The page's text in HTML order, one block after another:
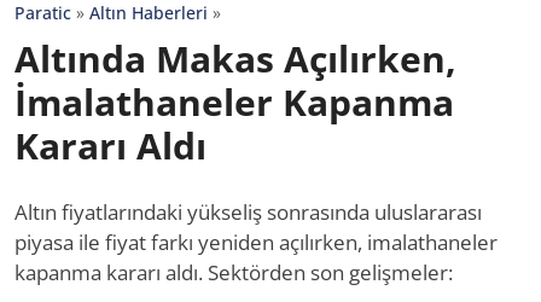
Paratic » Altın Haberleri »
Altında Makas Açılırken,
İmalathaneler Kapanma
Kararı Aldı
Altın fiyatlarındaki yükseliş sonrasında uluslararası
piyasa ile fiyat farkı yeniden açılırken, imalathaneler
kapanma kararı aldı. Sektörden son gelişmeler: